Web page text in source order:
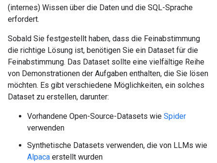
(internes) Wissen über die Daten und die SQL-Sprache
erfordert.
Sobald Sie festgestellt haben, dass die Feinabstimmung
die richtige Lösung ist, benötigen Sie ein Dataset für die
Feinabstimmung. Das Dataset sollte eine vielfältige Reihe
von Demonstrationen der Aufgaben enthalten, die Sie lösen
möchten. Es gibt verschiedene Möglichkeiten, ein solches
Dataset zu erstellen, darunter:
Vorhandene Open-Source-Datasets wie Spider
verwenden
Synthetische Datasets verwenden, die von LLMs wie
Alpaca erstellt wurden